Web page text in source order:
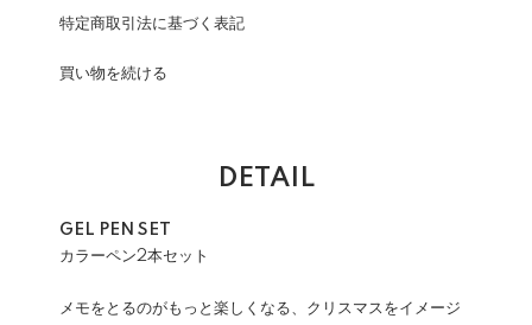
特定商取引法に基づく表記
買い物を続ける
DETAIL
GEL PEN SET
カラーペン2本セット
メモをとるのがもっと楽しくなる、クリスマスをイメージ